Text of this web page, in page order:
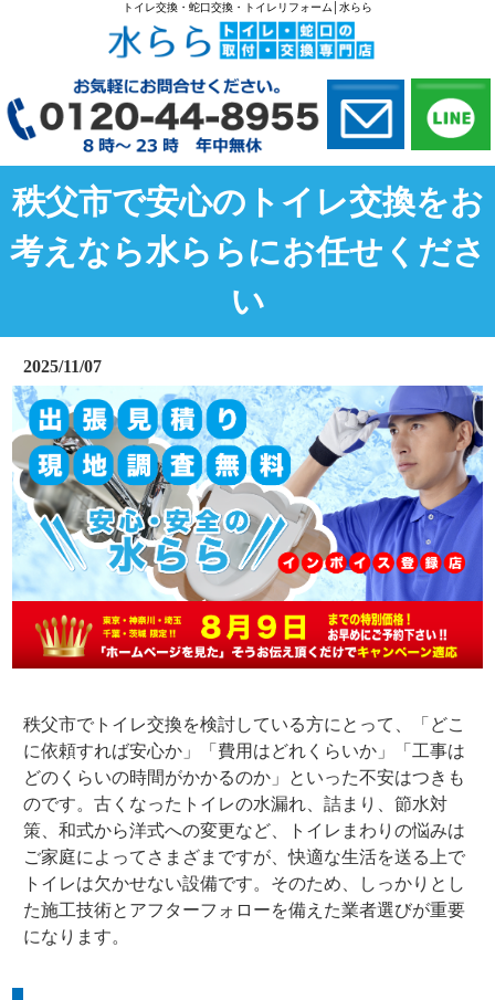
トイレ交換・蛇口交換・トイレリフォーム│水らら
秩父市で安心のトイレ交換をお
考えなら水ららにお任せくださ
い
2025/11/07
秩父市でトイレ交換を検討している方にとって、「どこ
に依頼すれば安心か」「費用はどれくらいか」「工事は
どのくらいの時間がかかるのか」といった不安はつきも
のです。古くなったトイレの水漏れ、詰まり、節水対
策、和式から洋式への変更など、トイレまわりの悩みは
ご家庭によってさまざまですが、快適な生活を送る上で
トイレは欠かせない設備です。そのため、しっかりとし
た施工技術とアフターフォローを備えた業者選びが重要
になります。